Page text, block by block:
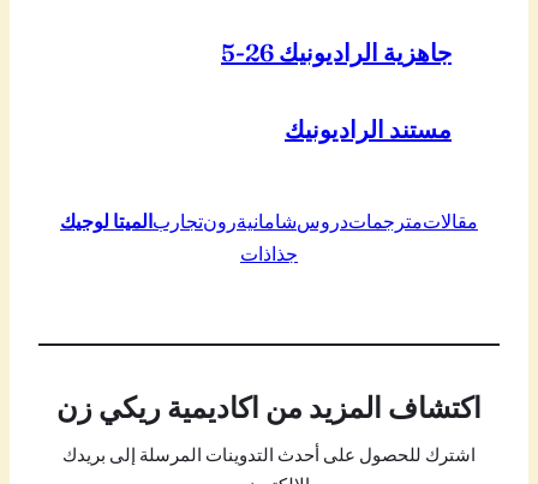
جاهزية الراديونيك 26-5
مستند الراديونيك
مقالاتمترجماتدروسشامانيةرونتجاربالميتا لوجيك
جذاذات
اكتشاف المزيد من اكاديمية ريكي زن
اشترك للحصول على أحدث التدوينات المرسلة إلى بريدك